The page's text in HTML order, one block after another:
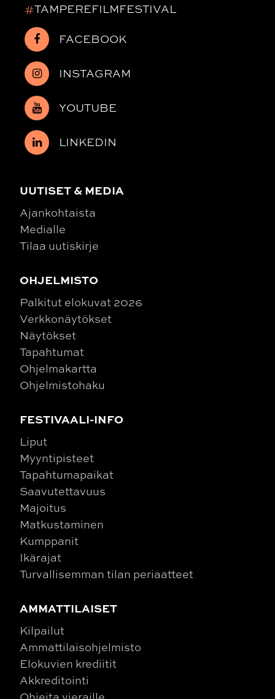
#TAMPEREFILMFESTIVAL
FACEBOOK
INSTAGRAM
YOUTUBE
LINKEDIN
UUTISET & MEDIA
Ajankohtaista
Medialle
Tilaa uutiskirje
OHJELMISTO
Palkitut elokuvat 2026
Verkkonäytökset
Näytökset
Tapahtumat
Ohjelmakartta
Ohjelmistohaku
FESTIVAALI-INFO
Liput
Myyntipisteet
Tapahtumapaikat
Saavutettavuus
Majoitus
Matkustaminen
Kumppanit
Ikärajat
Turvallisemman tilan periaatteet
AMMATTILAISET
Kilpailut
Ammattilaisohjelmisto
Elokuvien krediitit
Akkreditointi